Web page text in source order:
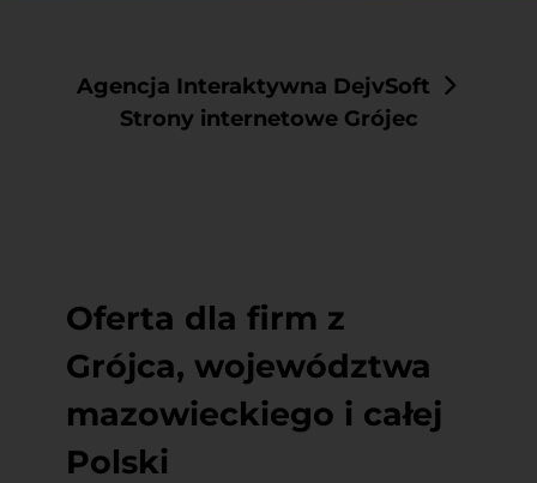
Agencja Interaktywna DejvSoft
Strony internetowe Grójec
Oferta dla firm z
Grójca, województwa
mazowieckiego i całej
Polski